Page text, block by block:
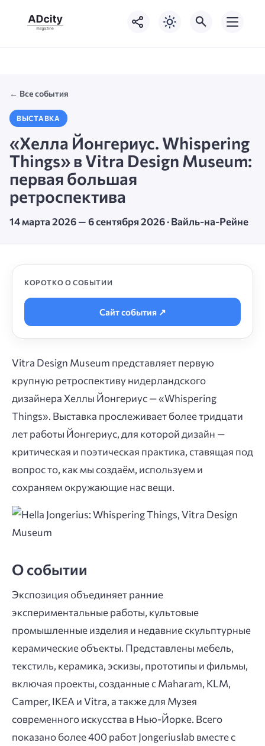
← Все события
ВЫСТАВКА
«Хелла Йонгериус. Whispering
Things» в Vitra Design Museum:
первая большая
ретроспектива
14 марта 2026 — 6 сентября 2026 · Вайль-на-Рейне
Vitra Design Museum представляет первую
крупную ретроспективу нидерландского
дизайнера Хеллы Йонгериус — «Whispering
Things». Выставка прослеживает более тридцати
лет работы Йонгериус, для которой дизайн —
критическая и поэтическая практика, ставящая под
вопрос то, как мы создаём, используем и
сохраняем окружающие нас вещи.
О событии
Экспозиция объединяет ранние
экспериментальные работы, культовые
промышленные изделия и недавние скульптурные
керамические объекты. Представлены мебель,
текстиль, керамика, эскизы, прототипы и фильмы,
включая проекты, созданные с Maharam, KLM,
Camper, IKEA и Vitra, а также для Музея
современного искусства в Нью-Йорке. Всего
показано более 400 работ Jongeriuslab вместе с
КОРОТКО О СОБЫТИИ
Сайт события ↗